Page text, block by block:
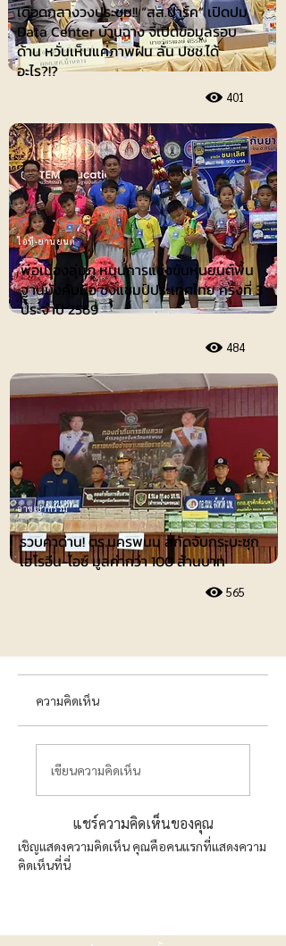
เดือดกลางวงประชุม!! “สส.ปาร์ค” เปิดปม
Data Center บ้านฉาง จี้เปิดข้อมูลรอบ
ด้าน หวั่นเห็นแค่ภาพฝัน ลั่น ปชช.ได้
อะไร?!?
401
ไอที-ยานยนต์
พ่อเมืองลุ่มภู หนุนการแข่งขันหุ่นยนต์พื้น
ฐานบังคับมือ ชิงแชมป์ประเทศไทย ครั้งที่ 3
ประจำปี 2569
484
รวบคาด่าน! ตร.นครพนม สกัดจับกระบะซุก
เฮโรอีน-ไอซ์ มูลค่ากว่า 100 ล้านบาท
565
อาชญากรรม
ความคิดเห็น
เขียนความคิดเห็น
แชร์ความคิดเห็นของคุณ
เชิญแสดงความคิดเห็น คุณคือคนแรกที่แสดงความ
คิดเห็นที่นี่